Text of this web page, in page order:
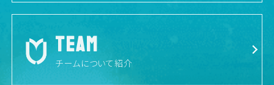
TEAM
チームについて紹介